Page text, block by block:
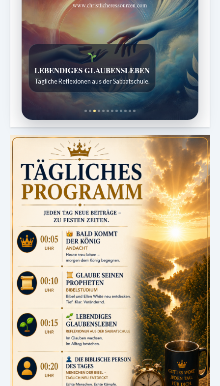
www.christlicheressourcen.com
Bibelgeschichten zum Staunen
Kindergeschichten für 7 bis 12 Jahre.